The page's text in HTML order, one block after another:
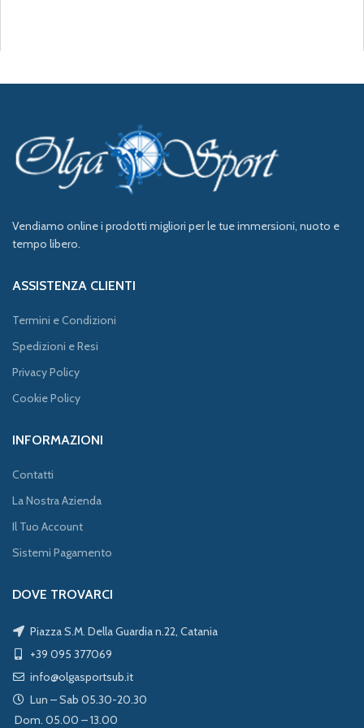
Vendiamo online i prodotti migliori per le tue immersioni, nuoto e
tempo libero.
ASSISTENZA CLIENTI
Termini e Condizioni
Spedizioni e Resi
Privacy Policy
Cookie Policy
INFORMAZIONI
Contatti
La Nostra Azienda
Il Tuo Account
Sistemi Pagamento
DOVE TROVARCI
Piazza S.M. Della Guardia n.22, Catania
+39 095 377069
info@olgasportsub.it
Lun – Sab 05.30-20.30
Dom. 05.00 – 13.00